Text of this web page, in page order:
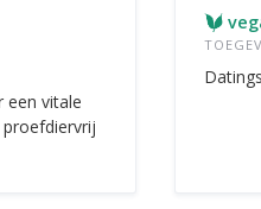
een vitale